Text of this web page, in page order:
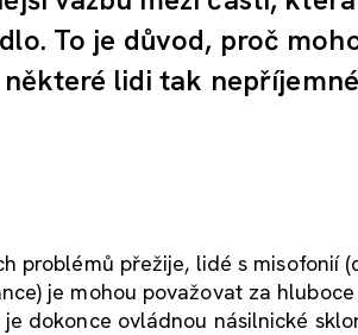
To je důvod, proč
lidi tak
problémů přežije, lidé s misofonií
je mohou považovat za
dokonce ovládnou násilnické